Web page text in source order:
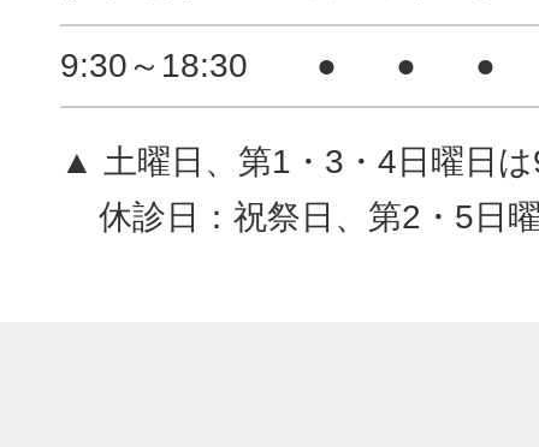
9:30～18:30 ● ● ●
▲ 土曜日、第1・3・4日曜日
休診日：祝祭日、第2・5日